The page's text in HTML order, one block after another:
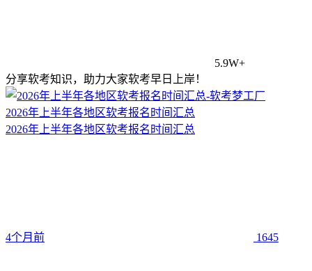
5.9W+
分享软考知识，助力大家软考早日上岸！
2026年上半年各地区软考报名时间汇总
2026年上半年各地区软考报名时间汇总
4个月前 1645